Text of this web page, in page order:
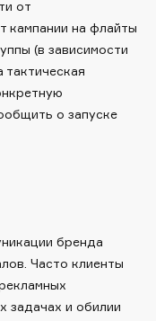
от
кампании на флайты
(в зависимости
о запуске
бренда
Часто клиенты
задачах и обилии